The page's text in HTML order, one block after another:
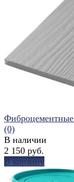
избранное сравнить
(0)
В наличии
2 150 руб.
В корзину